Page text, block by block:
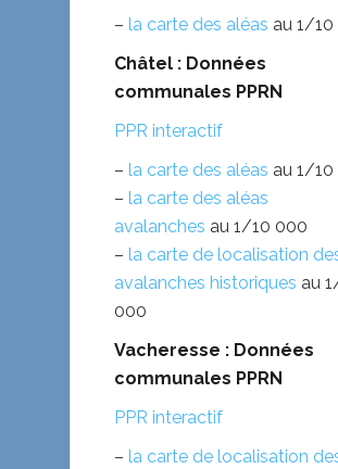
– la carte des aléas au 1/
Châtel : Données
communales PPRN
PPR interactif
– la carte des aléas au 1/
– la carte des aléas
avalanches au 1/10 000
– la carte de localisation
avalanches historiques au
000
Vacheresse : Données
communales PPRN
PPR interactif
– la carte de localisation